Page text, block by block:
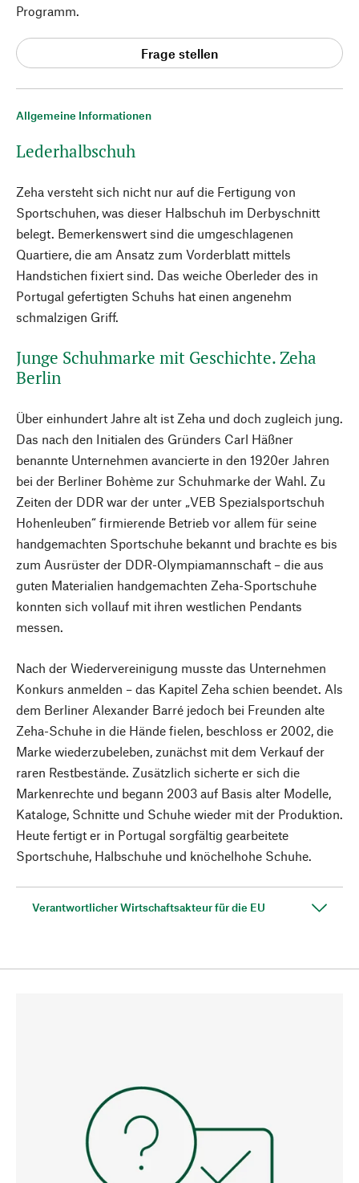
Allgemeine Informationen
Lederhalbschuh
Zeha versteht sich nicht nur auf die Fertigung von
Sportschuhen, was dieser Halbschuh im Derbyschnitt
belegt. Bemerkenswert sind die umgeschlagenen
Quartiere, die am Ansatz zum Vorderblatt mittels
Handstichen fixiert sind. Das weiche Oberleder des in
Portugal gefertigten Schuhs hat einen angenehm
schmalzigen Griff.
Junge Schuhmarke mit Geschichte. Zeha
Berlin
Über einhundert Jahre alt ist Zeha und doch zugleich jung.
Das nach den Initialen des Gründers Carl Häßner
benannte Unternehmen avancierte in den 1920er Jahren
bei der Berliner Bohème zur Schuhmarke der Wahl. Zu
Zeiten der DDR war der unter „VEB Spezialsportschuh
Hohenleuben“ firmierende Betrieb vor allem für seine
handgemachten Sportschuhe bekannt und brachte es bis
zum Ausrüster der DDR-Olympiamannschaft – die aus
guten Materialien handgemachten Zeha-Sportschuhe
konnten sich vollauf mit ihren westlichen Pendants
messen.
Nach der Wiedervereinigung musste das Unternehmen
Konkurs anmelden – das Kapitel Zeha schien beendet. Als
dem Berliner Alexander Barré jedoch bei Freunden alte
Zeha-Schuhe in die Hände fielen, beschloss er 2002, die
Marke wiederzubeleben, zunächst mit dem Verkauf der
raren Restbestände. Zusätzlich sicherte er sich die
Markenrechte und begann 2003 auf Basis alter Modelle,
Kataloge, Schnitte und Schuhe wieder mit der Produktion.
Heute fertigt er in Portugal sorgfältig gearbeitete
Sportschuhe, Halbschuhe und knöchelhohe Schuhe.
Verantwortlicher Wirtschaftsakteur für die EU
Programm.
Frage stellen